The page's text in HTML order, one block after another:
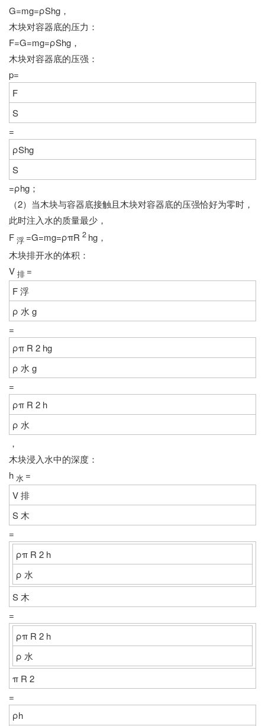
G=mg=ρShg，
木块对容器底的压力：
F=G=mg=ρShg，
木块对容器底的压强：
p=
F
S
=
ρShg
S
=ρhg；
（2）当木块与容器底接触且木块对容器底的压强恰好为零时，
此时注入水的质量最少，
F 浮 =G=mg=ρπR 2 hg，
木块排开水的体积：
V 排 =
F浮
ρ 水 g
=
ρπ R 2 hg
ρ 水 g
=
ρπ R 2 h
ρ 水
，
木块浸入水中的深度：
h 水 =
V排
S木
=
ρπ R 2 h
ρ 水
S木
=
ρπ R 2 h
ρ 水
π R 2
=
ρh